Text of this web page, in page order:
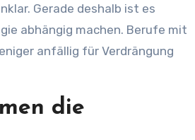
Gerade deshalb ist es
abhängig machen. Berufe mit
anfällig für Verdrängung
die